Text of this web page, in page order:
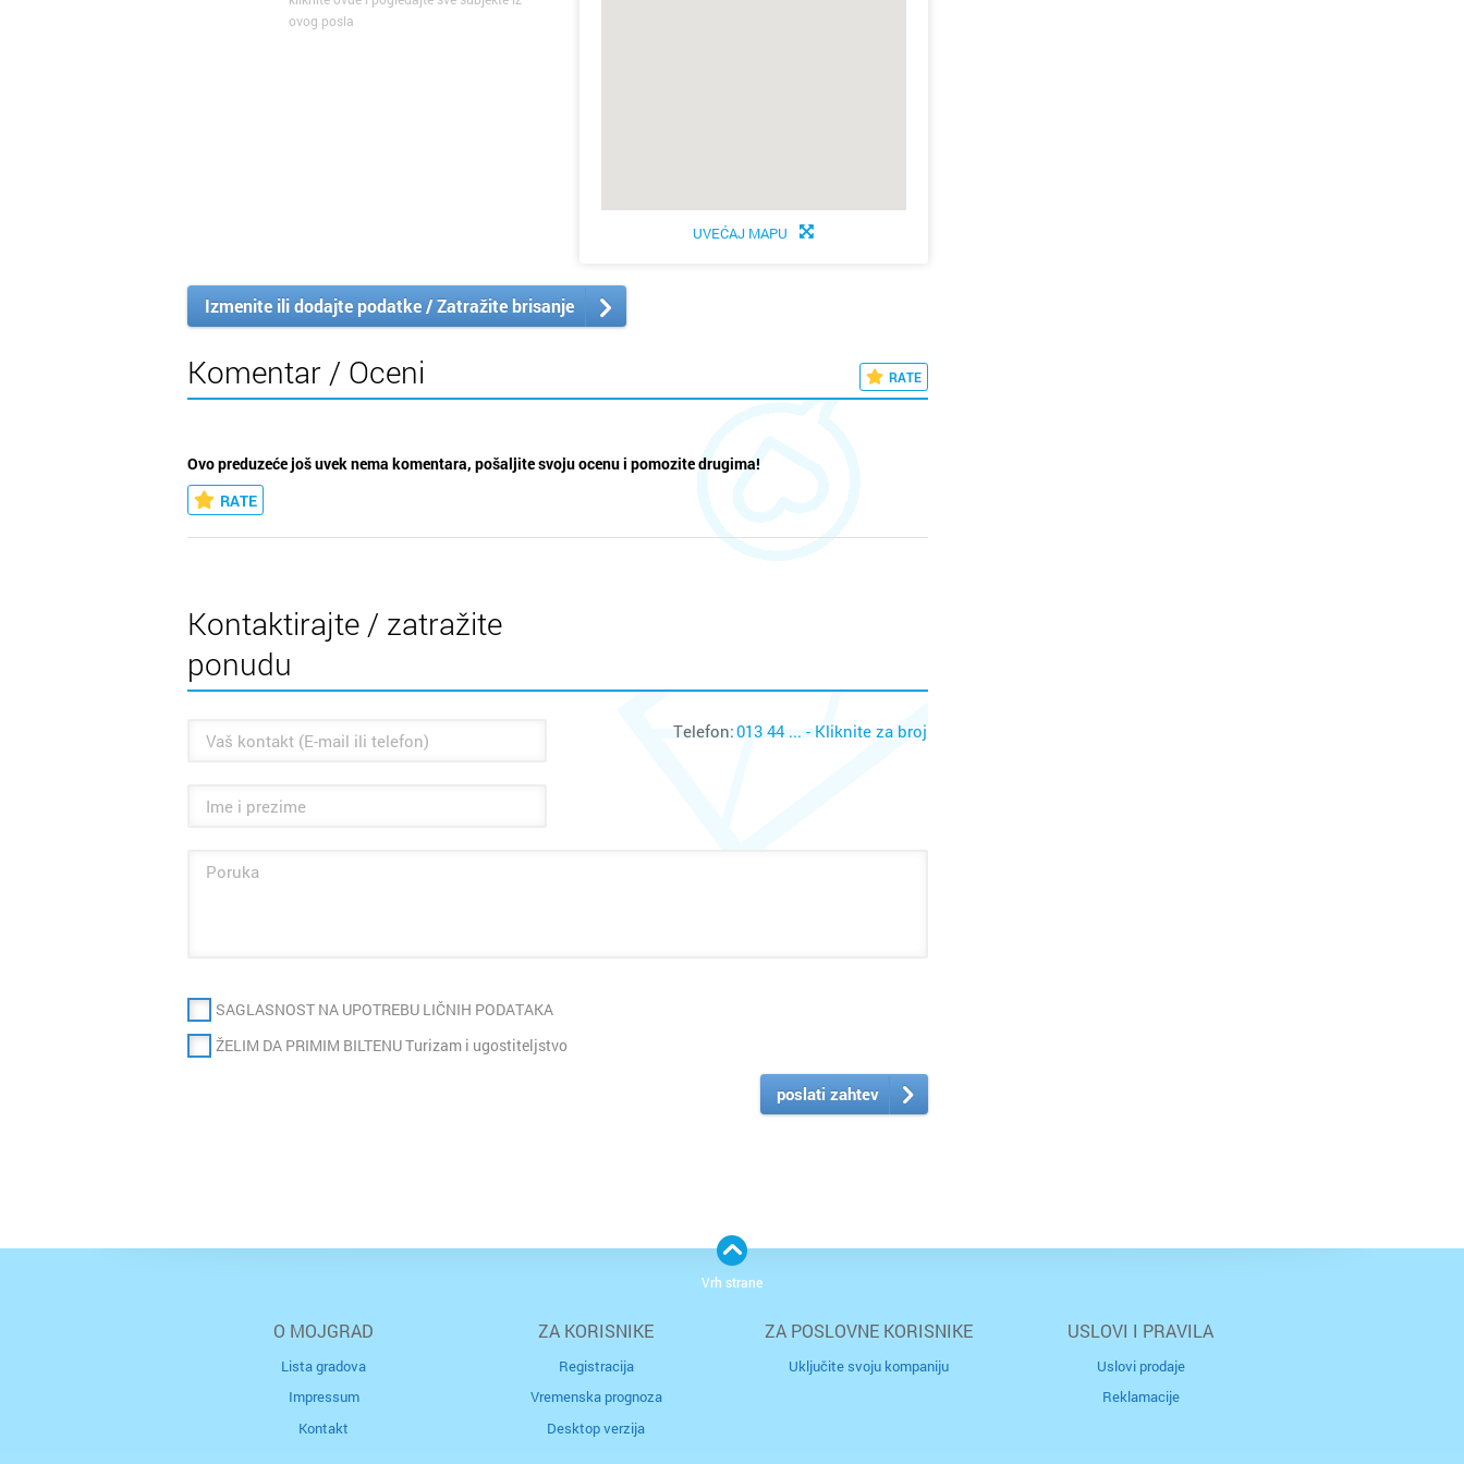
ovog posla
UVEĆAJ MAPU
Izmenite ili dodajte podatke / Zatražite brisanje
Komentar / Oceni RATE
Ovo preduzeće još uvek nema komentara, pošaljite svoju ocenu i pomozite drugima!
RATE
Kontaktirajte / zatražite
ponudu
Telefon:013 44 ... - Kliknite za broj
SAGLASNOST NA UPOTREBU LIČNIH PODATAKA
ŽELIM DA PRIMIM BILTENU Turizam i ugostiteljstvo
poslati zahtev
O MOJGRAD
Lista gradova
Impressum
Kontakt
ZA KORISNIKE
Registracija
Vremenska prognoza
Desktop verzija
ZA POSLOVNE KORISNIKE
Uključite svoju kompaniju
USLOVI I PRAVILA
Uslovi prodaje
Reklamacije
Vrh strane